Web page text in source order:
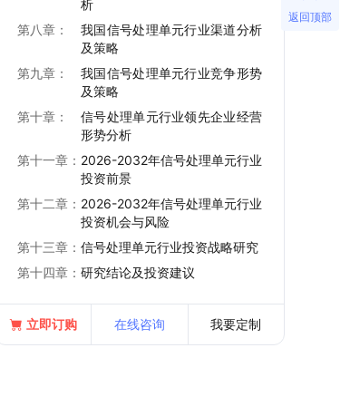
析
第八章：
我国信号处理单元行业渠道分析
及策略
第九章：
我国信号处理单元行业竞争形势
及策略
第十章：
信号处理单元行业领先企业经营
形势分析
第十一章： 2026-2032年信号处理单元行业
投资前景
第十二章： 2026-2032年信号处理单元行业
投资机会与风险
第十三章： 信号处理单元行业投资战略研究
第十四章： 研究结论及投资建议
立即订购 在线咨询 我要定制
返回顶部